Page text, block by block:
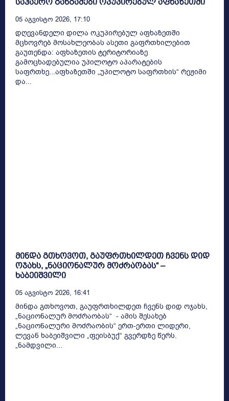
05 Აგვისტო 2026, 17:10
დღევანდელი დილა ოკუპირებულ აფხაზეთში
მცხოვრებ მოსახლეობას ასეთი გაფრთხილებით
გაუთენდა: აფხაზეთის ტერიტორიაზე
გამოცხადებულია უპილოტო აპარატების
საფრთხე...აფხაზეთში „უპილოტო საფრთხის“ რეჟიმი
და...
მინდა გთხოვოთ, გაუფრთხილდეთ ჩვენს დიდ
ოჯახს, „ნაციონალურ მოძრაობას“ –
ხაბეიშვილი
05 Აგვისტო 2026, 16:41
მინდა გთხოვოთ, გაუფრთხილდეთ ჩვენს დიდ ოჯახს,
„ნაციონალურ მოძრაობას“ - ამის შესახებ
„ნაციონალური მოძრაობის“ ერთ-ერთი ლიდერი,
ლევან ხაბეიშვილი „ფეისბუქ“ გვერდზე წერს.
„ნამდვილი...